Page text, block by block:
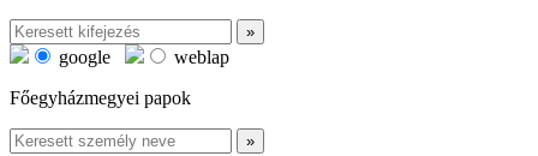
google
weblap
Főegyházmegyei papok